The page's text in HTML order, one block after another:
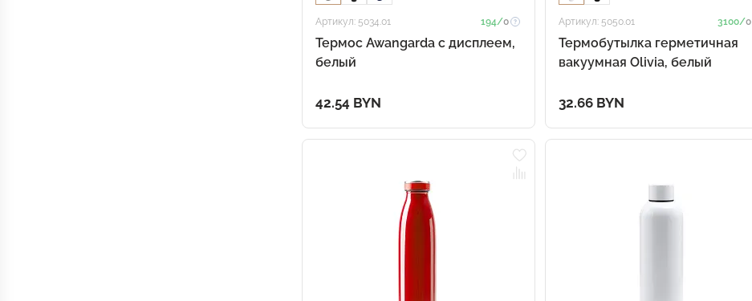
Артикул: 5034.01 194/0
Термос Awangarda c дисплеем,
белый
42.54 BYN
Артикул: 5050.01 3100/0
Термобутылка герметичная
вакуумная Olivia, белый
32.66 BYN